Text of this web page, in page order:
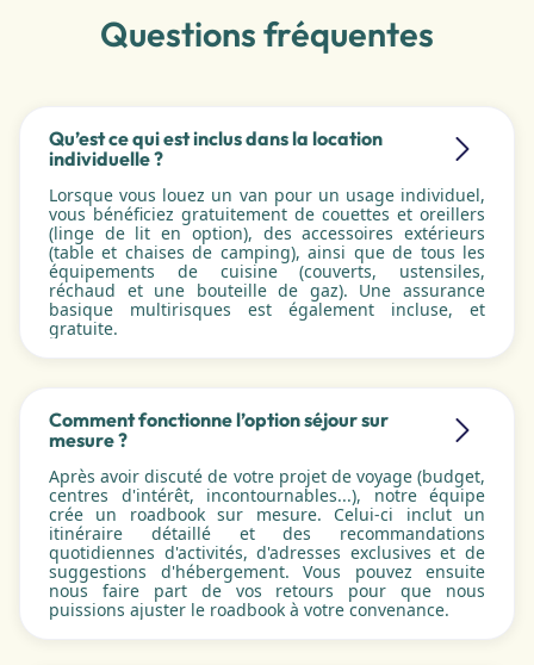
Questions fréquentes
Qu’est ce qui est inclus dans la location
individuelle ?
Lorsque vous louez un van pour un usage individuel,
vous bénéficiez gratuitement de couettes et oreillers
(linge de lit en option), des accessoires extérieurs
(table et chaises de camping), ainsi que de tous les
équipements de cuisine (couverts, ustensiles,
réchaud et une bouteille de gaz). Une assurance
basique multirisques est également incluse, et
gratuite.
Comment fonctionne l’option séjour sur
mesure ?
Après avoir discuté de votre projet de voyage (budget,
centres d'intérêt, incontournables...), notre équipe
crée un roadbook sur mesure. Celui-ci inclut un
itinéraire détaillé et des recommandations
quotidiennes d'activités, d'adresses exclusives et de
suggestions d'hébergement. Vous pouvez ensuite
nous faire part de vos retours pour que nous
puissions ajuster le roadbook à votre convenance.